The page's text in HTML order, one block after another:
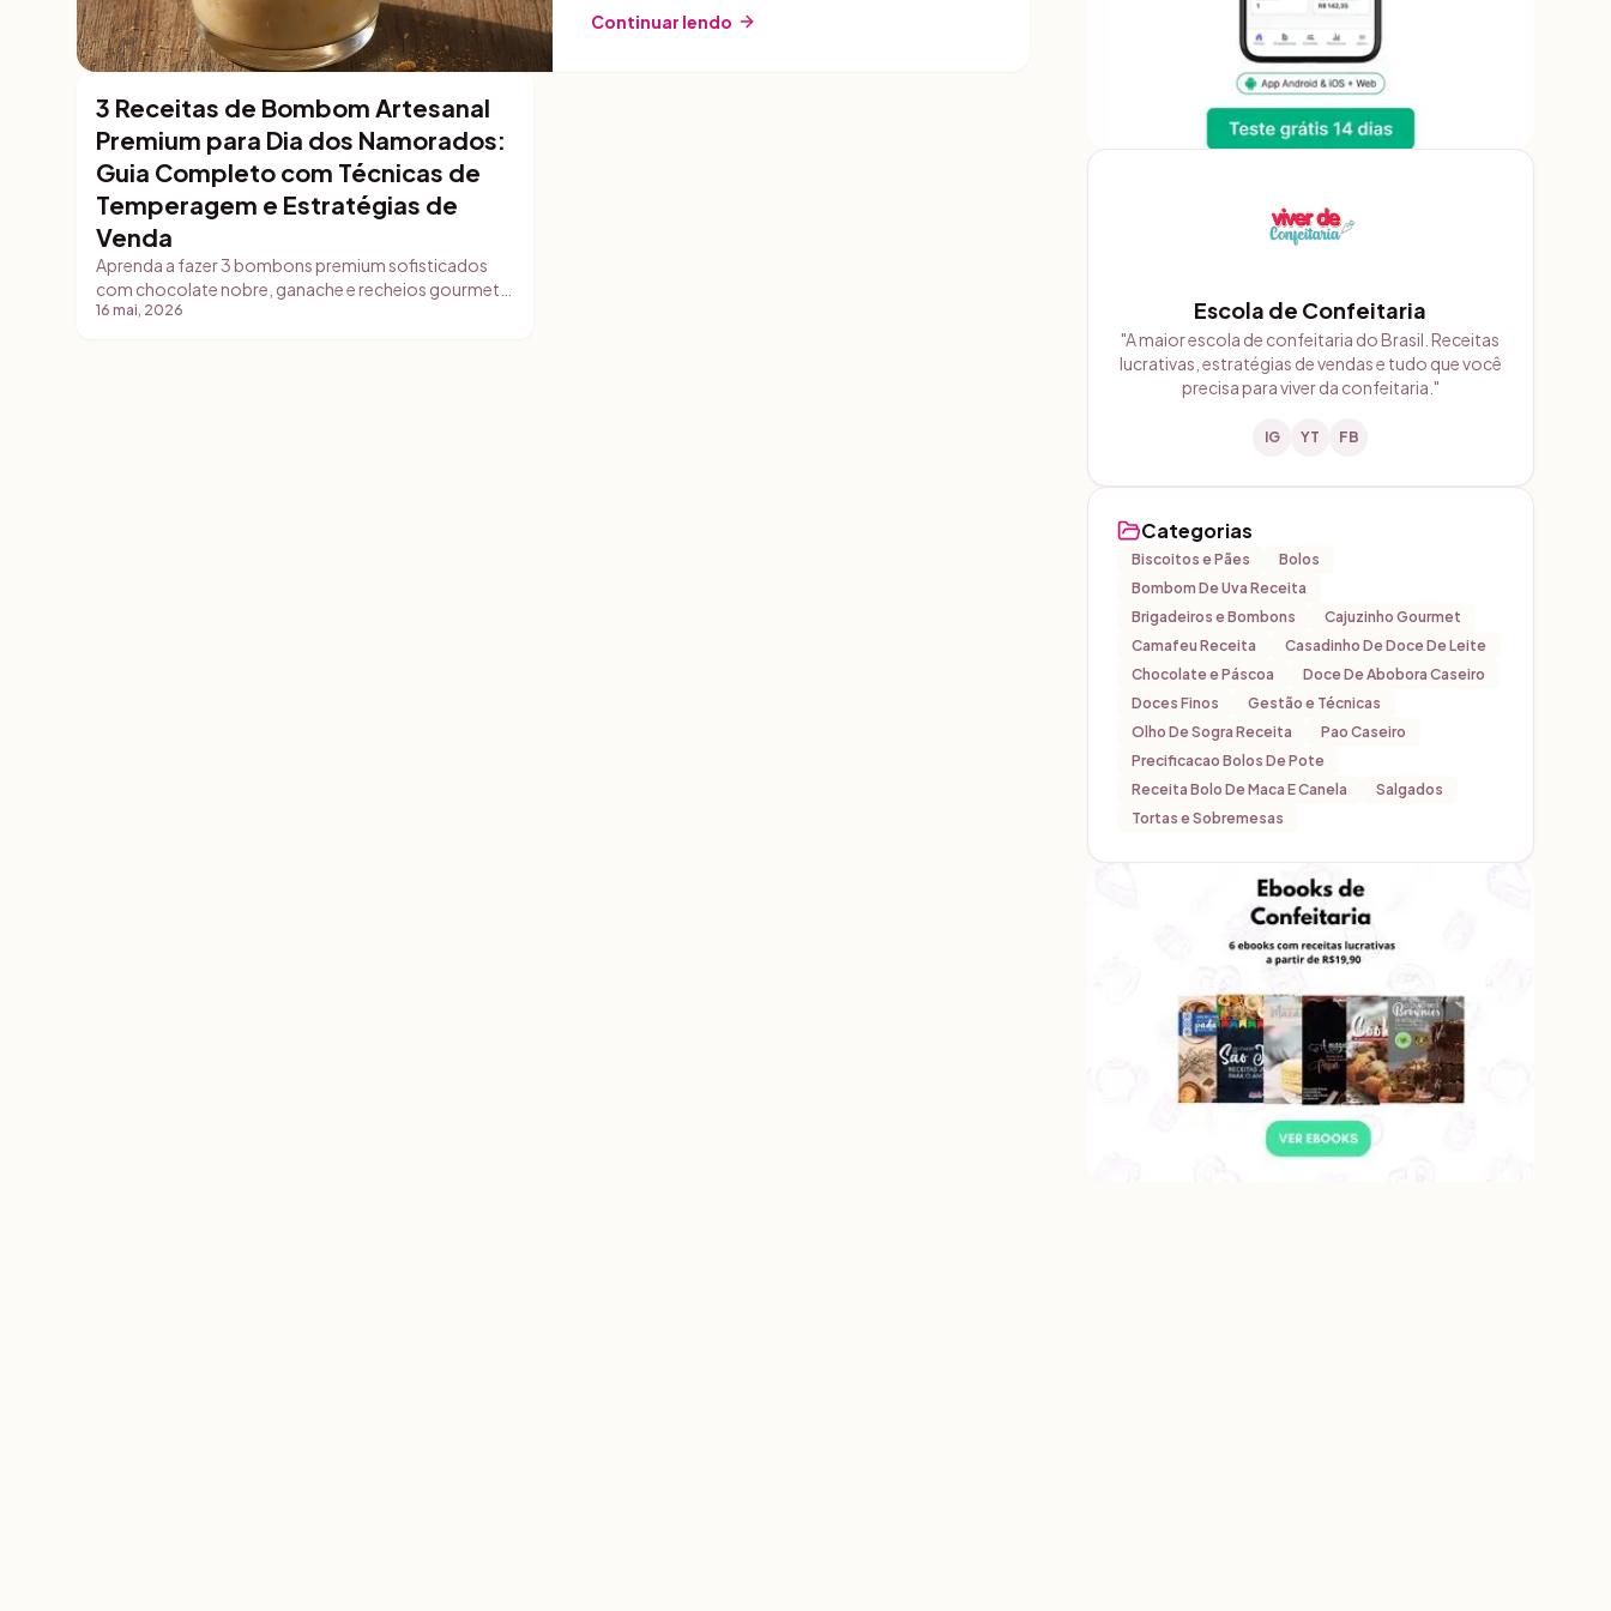
Continuar lendo
Brigadeiros e Bombons
3 Receitas de Bombom Artesanal
Premium para Dia dos Namorados:
Guia Completo com Técnicas de
Temperagem e Estratégias de
Venda
Aprenda a fazer 3 bombons premium sofisticados
com chocolate nobre, ganache e recheios gourmet.
Receitas completas em gramas, técnicas
16 mai, 2026 Escola de Confeitaria
"A maior escola de confeitaria do Brasil. Receitas
lucrativas, estratégias de vendas e tudo que você
precisa para viver da confeitaria. "
IG YT FB
Categorias
Biscoitos e Pães
Bolos
Bombom De Uva Receita
Brigadeiros e Bombons
Cajuzinho Gourmet
Camafeu Receita
Casadinho De Doce De Leite
Chocolate e Páscoa
Doce De Abobora Caseiro
Doces Finos
Gestão e Técnicas
Olho De Sogra Receita
Pao Caseiro
Precificacao Bolos De Pote
Receita Bolo De Maca E Canela
Salgados
Tortas e Sobremesas